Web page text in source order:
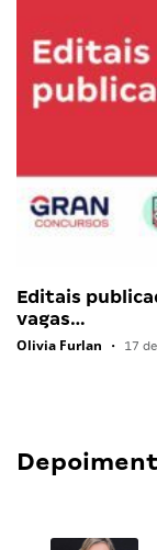
Editais
vagas…
Olivia Furlan • 17